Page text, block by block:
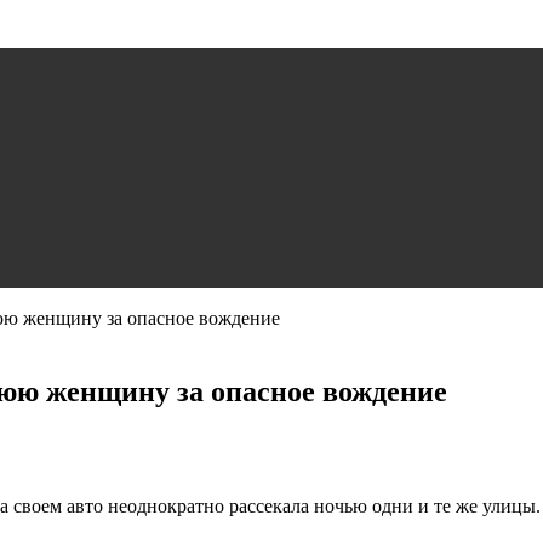
женщину за опасное вождение
женщину за опасное вождение
авто неоднократно рассекала ночью одни и те же